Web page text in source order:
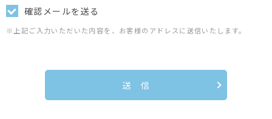
確認メールを送る
※上記ご入力いただいた内容を、お客様のアドレスに送信いたします。
送 信